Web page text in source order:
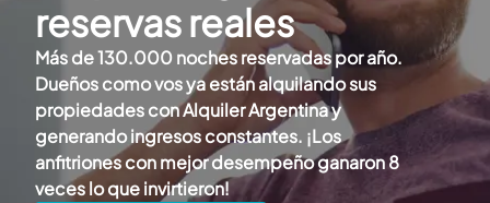
reservas reales
Más de 130.000 noches reservadas por año.
Dueños como vos ya están alquilando sus
propiedades con Alquiler Argentina y
generando ingresos constantes. ¡Los
anfitriones con mejor desempeño ganaron 8
veces lo que invirtieron!